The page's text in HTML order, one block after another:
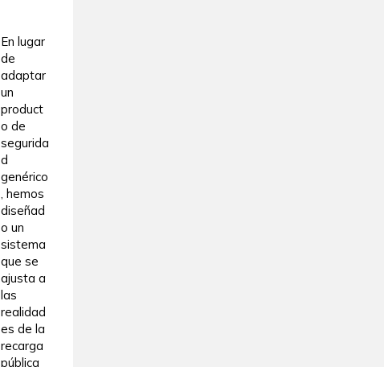
En lugar
de
adaptar
un
product
o de
segurida
d
genérico
, hemos
diseñad
o un
sistema
que se
ajusta a
las
realidad
es de la
recarga
pública